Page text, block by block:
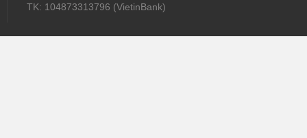
TK: 104873313796 (VietinBank)